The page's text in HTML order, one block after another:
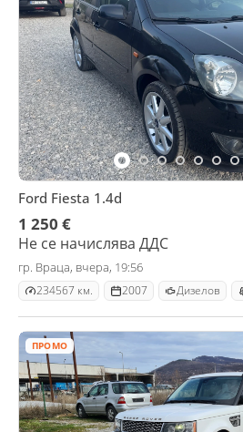
Ford Fiesta 1.4d
1 250 €
Не се начислява ДДС
гр. Враца, вчера, 19:56
234567 км. 2007 Дизелов
ПРОМО